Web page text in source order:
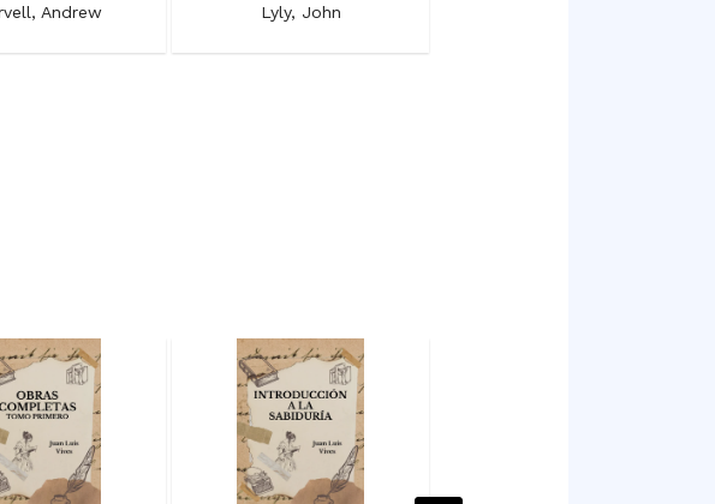
Andrew
Lyly, John